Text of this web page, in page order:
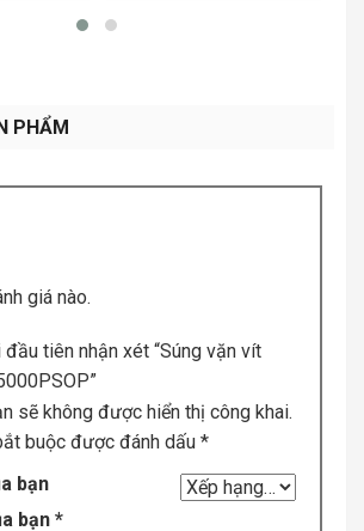
PHẨM
giá nào.
đầu tiên nhận xét “Súng vặn vít
sẽ không được hiển thị công khai.
buộc được đánh dấu *
bạn
bạn *